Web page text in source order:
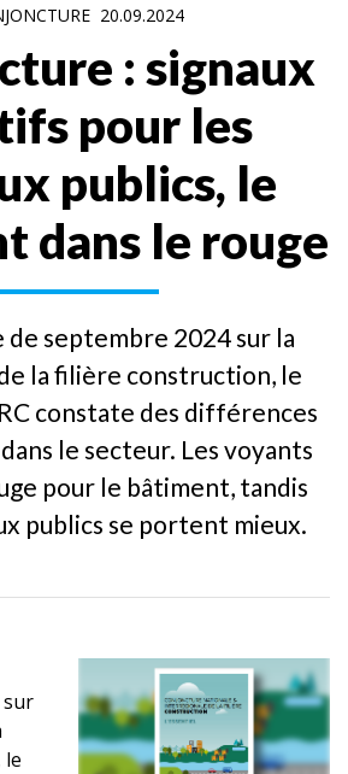
20.09.2024
: signaux
pour les
publics, le
dans le rouge
de septembre 2024 sur la
la filière construction, le
constate des différences
le secteur. Les voyants
pour le bâtiment, tandis
publics se portent mieux.
sur